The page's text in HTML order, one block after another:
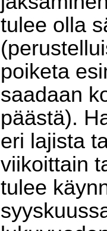
tulee olla
poiketa
saadaan
päästä).
eri lajista
viikoittain
tulee